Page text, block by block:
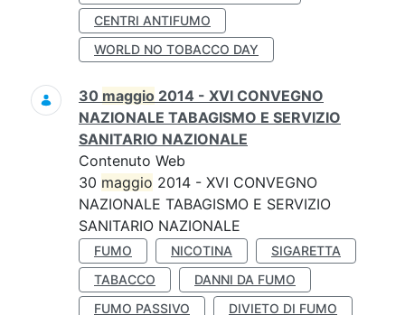
CENTRI ANTIFUMO
WORLD NO TOBACCO DAY
30 maggio 2014 - XVI CONVEGNO
NAZIONALE TABAGISMO E SERVIZIO
SANITARIO NAZIONALE
Contenuto Web
30 maggio 2014 - XVI CONVEGNO
NAZIONALE TABAGISMO E SERVIZIO
SANITARIO NAZIONALE
FUMO NICOTINA
SIGARETTA
TABACCO
DANNI DA FUMO
FUMO PASSIVO
DIVIETO DI FUMO